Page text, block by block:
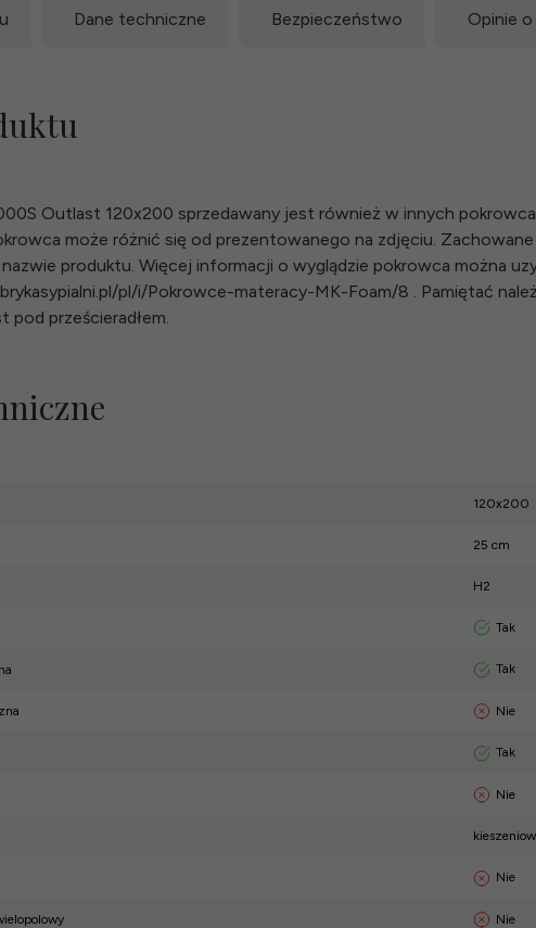
Dane techniczne Bezpieczeństwo Opinie
Outlast 120x200 sprzedawany jest również w innych
może różnić się od prezentowanego na zdjęciu.
produktu. Więcej informacji o wyglądzie pokrowca można
pl/i/Pokrowce-materacy-MK-Foam/8 . Pamiętać
pod prześcieradłem.
120x200
25 cm
H2
Tak
Tak
Nie
Tak
Nie
Nie
Nie